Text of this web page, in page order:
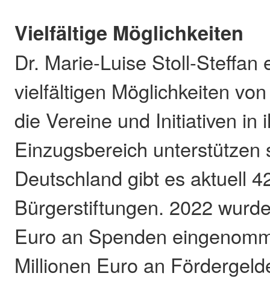
Vielfältige Möglichkeiten
Dr. Marie-Luise Stoll-Steffan
vielfältigen Möglichkeiten
die Vereine und Initiativen in
Einzugsbereich unterstützen
Deutschland gibt es aktuell
Bürgerstiftungen. 2022
Euro an Spenden
Millionen Euro an